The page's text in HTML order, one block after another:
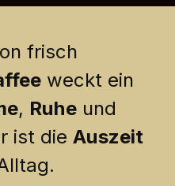
frisch
weckt ein
, Ruhe und
ist die Auszeit